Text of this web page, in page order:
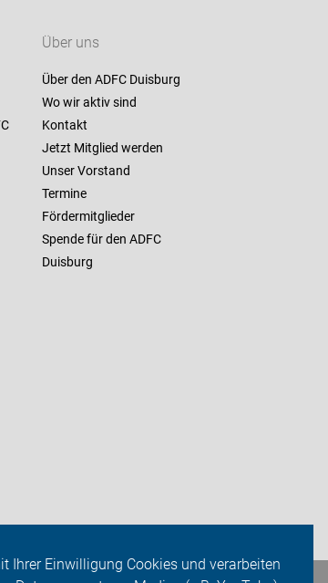
Ihrer Einwilligung Cookies und verarbeiten
Über uns
Über den ADFC Duisburg
Wo wir aktiv sind
Kontakt
Jetzt Mitglied werden
Unser Vorstand
Termine
Fördermitglieder
Spende für den ADFC
Duisburg